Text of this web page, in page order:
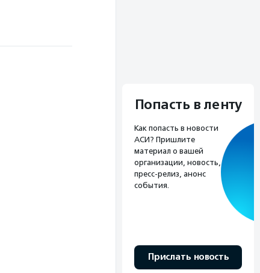
Попасть в ленту
Как попасть в новости
АСИ? Пришлите
материал о вашей
организации, новость,
пресс-релиз, анонс
события.
Прислать новость